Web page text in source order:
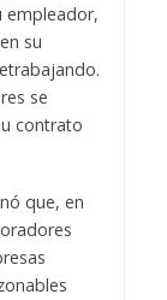
empleador,
su
se
contrato
que, en